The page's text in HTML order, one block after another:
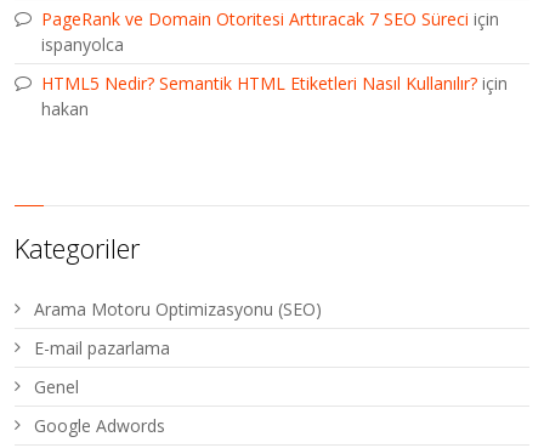
PageRank ve Domain Otoritesi Arttıracak 7 SEO Süreci için
ispanyolca
HTML5 Nedir? Semantik HTML Etiketleri Nasıl Kullanılır? için
hakan
Kategoriler
Arama Motoru Optimizasyonu (SEO)
E-mail pazarlama
Genel
Google Adwords